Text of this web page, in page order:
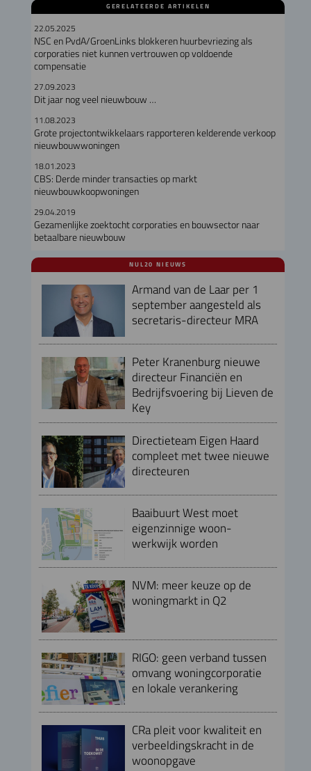
GERELATEERDE ARTIKELEN
22.05.2025
NSC en PvdA/GroenLinks blokkeren huurbevriezing als
corporaties niet kunnen vertrouwen op voldoende
compensatie
27.09.2023
Dit jaar nog veel nieuwbouw …
11.08.2023
Grote projectontwikkelaars rapporteren kelderende verkoop
nieuwbouwwoningen
18.01.2023
CBS: Derde minder transacties op markt
nieuwbouwkoopwoningen
29.04.2019
Gezamenlijke zoektocht corporaties en bouwsector naar
betaalbare nieuwbouw
NUL20 NIEUWS
Armand van de Laar per 1
september aangesteld als
secretaris-directeur MRA
Peter Kranenburg nieuwe
directeur Financiën en
Bedrijfsvoering bij Lieven de
Key
Directieteam Eigen Haard
compleet met twee nieuwe
directeuren
Baaibuurt West moet
eigenzinnige woon-
werkwijk worden
NVM: meer keuze op de
woningmarkt in Q2
RIGO: geen verband tussen
omvang woningcorporatie
en lokale verankering
CRa pleit voor kwaliteit en
verbeeldingskracht in de
woonopgave